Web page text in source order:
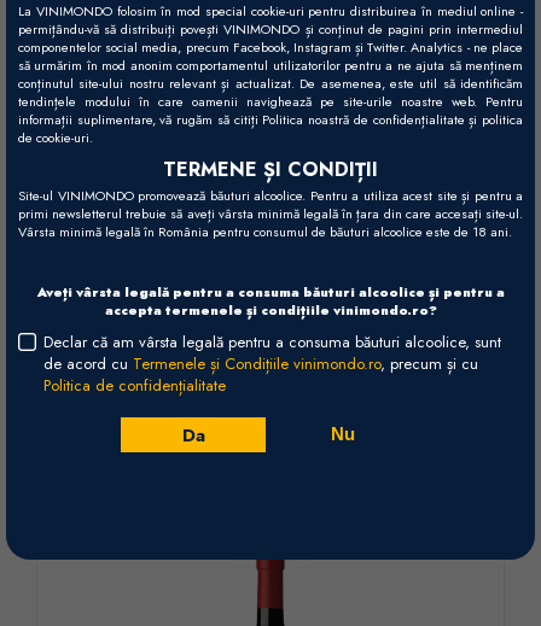
La VINIMONDO folosim în mod special cookie-uri pentru distribuirea în mediul online -
permițându-vă să distribuiți povești VINIMONDO și conținut de pagini prin intermediul
componentelor social media, precum Facebook, Instagram și Twitter. Analytics - ne place
să urmărim în mod anonim comportamentul utilizatorilor pentru a ne ajuta să menținem
conținutul site-ului nostru relevant și actualizat. De asemenea, este util să identificăm
tendințele modului în care oamenii navighează pe site-urile noastre web. Pentru
informații suplimentare, vă rugăm să citiți Politica noastră de confidențialitate și politica
de cookie-uri.
TERMENE ȘI CONDIȚII
Site-ul VINIMONDO promovează băuturi alcoolice. Pentru a utiliza acest site și pentru a
primi newsletterul trebuie să aveți vârsta minimă legală în țara din care accesați site-ul.
Vârsta minimă legală în România pentru consumul de băuturi alcoolice este de 18 ani.
Aveți vârsta legală pentru a consuma băuturi alcoolice și pentru a
accepta termenele și condițiile vinimondo.ro?
Declar că am vârsta legală pentru a consuma băuturi alcoolice, sunt
de acord cu Termenele și Condițiile vinimondo.ro, precum și cu
Politica de confidențialitate
Da Nu
producători de vinuri din această țară deținut de o societate
argentiniană. Proprietarul de astăzi, Nicolas Catena, este cunoscut ca
fiind un pionier al vinului argentinian, omul care a pus umărul la
modernizarea industriei viticole din această țară. Primele vinuri lansate
sub numele Catena au apărut în 1992, stabilind un nou standard de
calitate pentru America de Sud. Încă de la lansare, vinurile au primit
critici impresionante din partea presei internaționale de profil, datorită
calității lor extraordinare. Nicolas, împreună cu fiica sa Laura, în
au fost cei care au făcut cunoștință lumii cu soiul Malbec. După mai bine
de 20 de ani, Catena este în continuare considerat liderul sectorului
viticol Argentinian. În 2009, faimoasa publicație Decanter i-a acordat lui
Nicolas Catena titlul de “Omul Anului”, recunoscându-i astfel meritele
depuse pentru schimbarea imaginii vinului argentinian.
http://www.catenawines.com/